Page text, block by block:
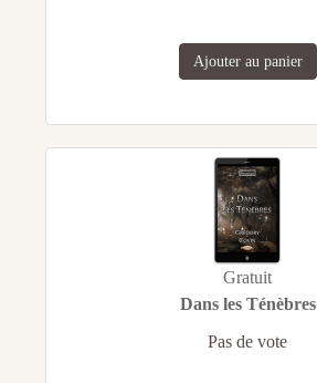
Ajouter au panier
Gratuit
Dans les Ténèbres
Pas de vote